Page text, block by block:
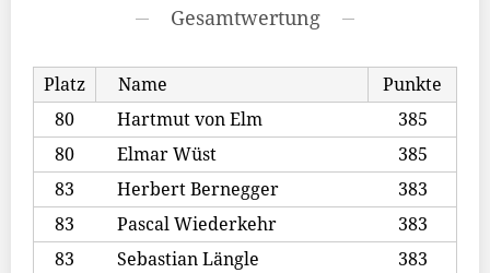
Gesamtwertung
Platz Name
Punkte
80
Hartmut von Elm
385
80
Elmar Wüst
385
83
Herbert Bernegger
383
83
Pascal Wiederkehr
383
83
Sebastian Längle
383